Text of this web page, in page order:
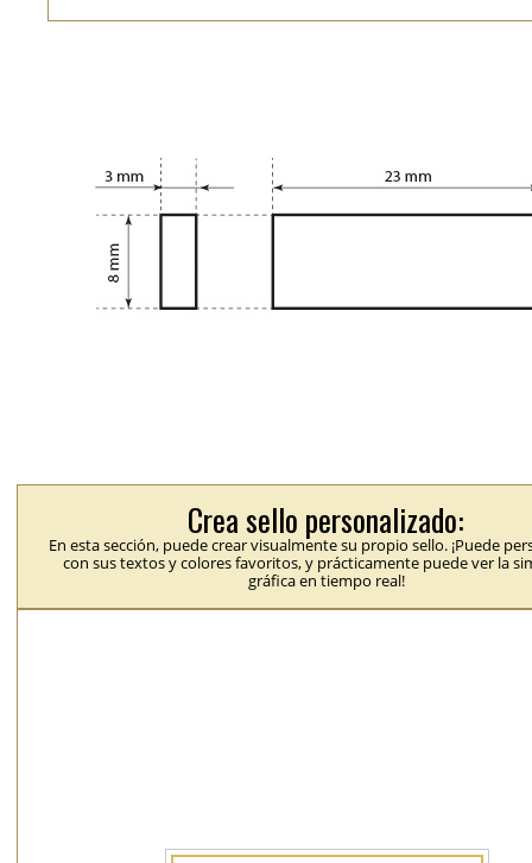
Crea sello personalizado:
En esta sección, puede crear visualmente su propio sello. ¡Puede
con sus textos y colores favoritos, y prácticamente puede ver la
gráfica en tiempo real!